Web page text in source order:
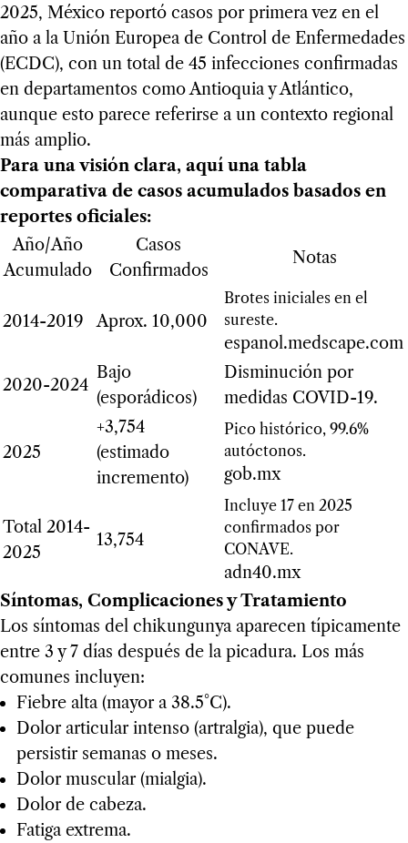
2025, México reportó casos por primera vez en el
año a la Unión Europea de Control de Enfermedades
(ECDC), con un total de 45 infecciones confirmadas
en departamentos como Antioquia y Atlántico,
aunque esto parece referirse a un contexto regional
más amplio.
Para una visión clara, aquí una tabla
comparativa de casos acumulados basados en
reportes oficiales:
Año/Año
Acumulado
Casos
Confirmados
Notas
2014-2019 Aprox. 10,000
Brotes iniciales en el
sureste.
espanol.medscape.com
2020-2024
Bajo
(esporádicos)
Disminución por
medidas COVID-19.
2025
+3,754
(estimado
incremento)
Pico histórico, 99.6%
autóctonos.
gob.mx
Total 2014-
2025
13,754
Incluye 17 en 2025
confirmados por
CONAVE.
adn40.mx
Síntomas, Complicaciones y Tratamiento
Los síntomas del chikungunya aparecen típicamente
entre 3 y 7 días después de la picadura. Los más
comunes incluyen:
Fiebre alta (mayor a 38.5°C).
Dolor articular intenso (artralgia), que puede
persistir semanas o meses.
Dolor muscular (mialgia).
Dolor de cabeza.
Fatiga extrema.